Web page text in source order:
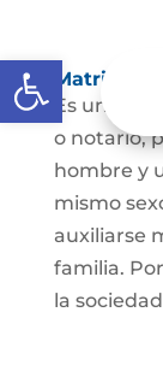
Abrir barra de
Es un
o notario,
hombre y
mismo
auxiliarse
familia.
la